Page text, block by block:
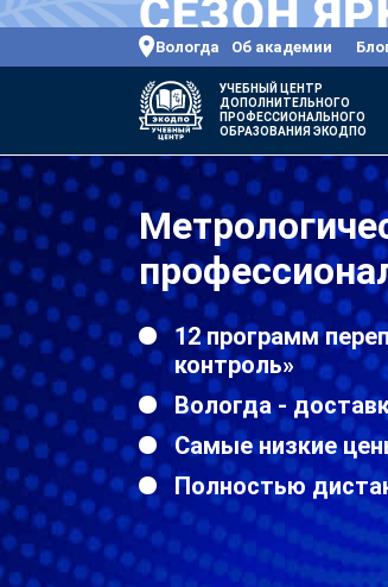
Вологда Об академии
УЧЕБНЫЙ ЦЕНТР
ДОПОЛНИТЕЛЬНОГО
ПРОФЕССИОНАЛЬНОГО
ОБРАЗОВАНИЯ ЭКОДПО
12 программ
контроль»
Вологда -
Самые низкие
Полностью